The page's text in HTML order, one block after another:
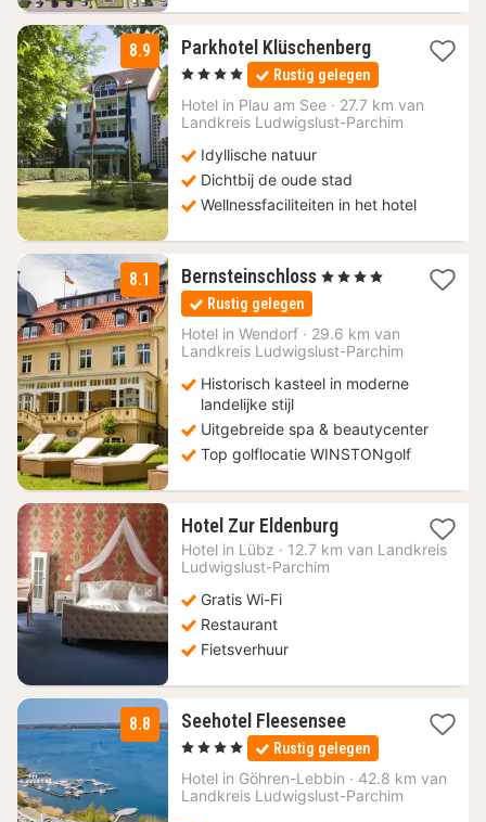
8.9 Parkhotel Klüschenberg1
nacht
vanaf
135
€
, 4 Sterren Rustig gelegen
Hotel in Plau am See · 27.7 km van
Landkreis Ludwigslust-Parchim
Idyllische natuur
Dichtbij de oude stad
Wellnessfaciliteiten in het hotel
8.1 Bernsteinschloss 1
119
€
, 4 Sterren
Rustig gelegen
Hotel in Wendorf · 29.6 km van
Landkreis Ludwigslust-Parchim
Historisch kasteel in moderne
landelijke stijl
Uitgebreide spa & beautycenter
Top golflocatie WINSTONgolf
Hotel Zur Eldenburg1
nacht
Hotel in Lübz · 12.7 km van Landkreis
Ludwigslust-Parchim
Gratis Wi-Fi
Restaurant
Fietsverhuur
8.8 Seehotel Fleesensee1
nacht
vanaf
109
€
, 4 Sterren Rustig gelegen
Hotel in Göhren-Lebbin · 42.8 km van
Landkreis Ludwigslust-Parchim